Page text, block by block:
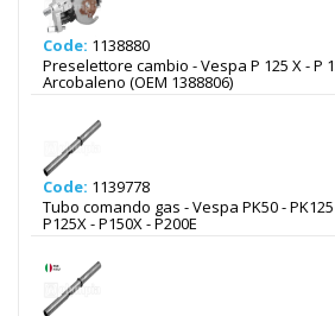
Code: 1138880
Preselettore cambio - Vespa P 125 X - P
Arcobaleno (OEM 1388806)
Code: 1139778
Tubo comando gas - Vespa PK50 - PK125
P125X - P150X - P200E